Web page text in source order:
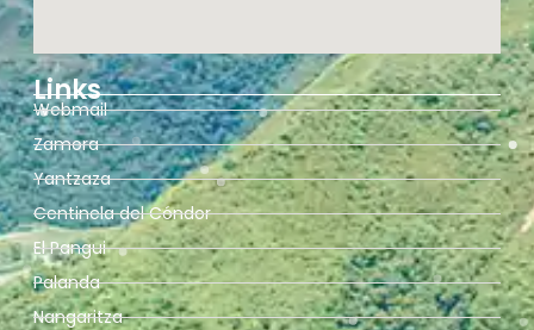
Links
Webmail
Zamora
Yantzaza
Centinela del Cóndor
El Pangui
Palanda
Nangaritza